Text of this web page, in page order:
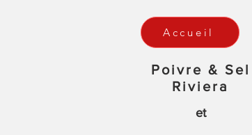
Accueil
Poivre & Sel
Riviera
et